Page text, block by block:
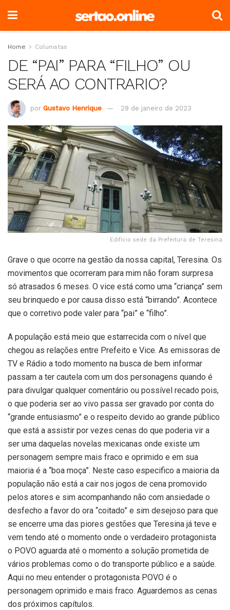
Home Colunistas
DE “PAI” PARA “FILHO” OU
SERÁ AO CONTRARIO?
por Gustavo Henrique 29 de janeiro de 2023
Edifício sede da Prefeitura de Teresina
Grave o que ocorre na gestão da nossa capital, Teresina. Os
movimentos que ocorreram para mim não foram surpresa
só atrasados 6 meses. O vice está como uma “criança” sem
seu brinquedo e por causa disso está “birrando”. Acontece
que o corretivo pode valer para “pai” e “filho”.
A população está meio que estarrecida com o nível que
chegou as relações entre Prefeito e Vice. As emissoras de
TV e Rádio a todo momento na busca de bem informar
passam a ter cautela com um dos personagens quando é
para divulgar qualquer comentário ou possível recado pois,
o que poderia ser ao vivo passa ser gravado por conta do
“grande entusiasmo” e o respeito devido ao grande público
que está a assistir por vezes cenas do que poderia vir a
ser uma daquelas novelas mexicanas onde existe um
personagem sempre mais fraco e oprimido e em sua
maioria é a “boa moça”. Neste caso especifico a maioria da
população não está a cair nos jogos de cena promovido
pelos atores e sim acompanhando não com ansiedade o
desfecho a favor do ora “coitado” e sim desejoso para que
se encerre uma das piores gestões que Teresina já teve e
vem tendo até o momento onde o verdadeiro protagonista
o POVO aguarda até o momento a solução prometida de
vários problemas como o do transporte público e a saúde.
Aqui no meu entender o protagonista POVO é o
personagem oprimido e mais fraco. Aguardemos as cenas
dos próximos capítulos.